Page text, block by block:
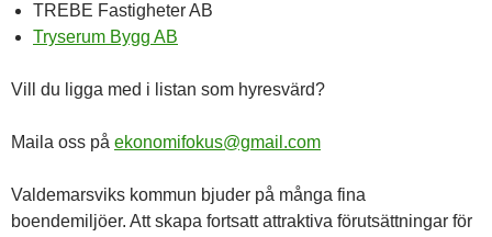
TREBE Fastigheter AB
Tryserum Bygg AB
Vill du ligga med i listan som hyresvärd?
Maila oss på ekonomifokus@gmail.com
Valdemarsviks kommun bjuder på många fina
boendemiljöer. Att skapa fortsatt attraktiva förutsättningar för